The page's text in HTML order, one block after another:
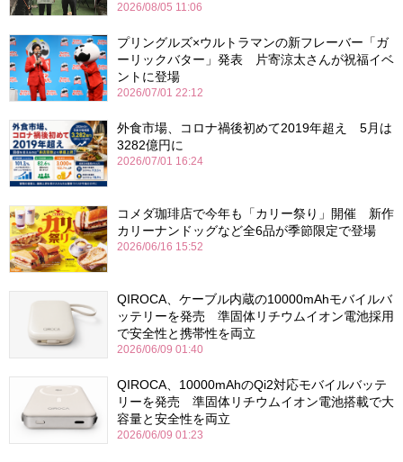
2026/08/05 11:06
プリングルズ×ウルトラマンの新フレーバー「ガ
ーリックバター」発表 片寄涼太さんが祝福イベ
ントに登場
2026/07/01 22:12
外食市場、コロナ禍後初めて2019年超え 5月は
3282億円に
2026/07/01 16:24
コメダ珈琲店で今年も「カリー祭り」開催 新作
カリーナンドッグなど全6品が季節限定で登場
2026/06/16 15:52
QIROCA、ケーブル内蔵の10000mAhモバイルバ
ッテリーを発売 準固体リチウムイオン電池採用
で安全性と携帯性を両立
2026/06/09 01:40
QIROCA、10000mAhのQi2対応モバイルバッテ
リーを発売 準固体リチウムイオン電池搭載で大
容量と安全性を両立
2026/06/09 01:23